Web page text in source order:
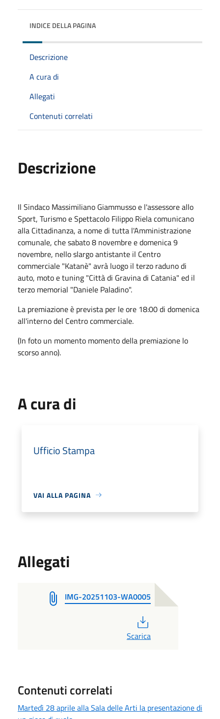
INDICE DELLA PAGINA
Descrizione
A cura di
Allegati
Contenuti correlati
Descrizione
Il Sindaco Massimiliano Giammusso e l'assessore allo
Sport, Turismo e Spettacolo Filippo Riela comunicano
alla Cittadinanza, a nome di tutta l'Amministrazione
comunale, che sabato 8 novembre e domenica 9
novembre, nello slargo antistante il Centro
commerciale "Katanè" avrà luogo il terzo raduno di
auto, moto e tuning "Città di Gravina di Catania" ed il
terzo memorial "Daniele Paladino".
La premiazione è prevista per le ore 18:00 di domenica
all'interno del Centro commerciale.
(In foto un momento momento della premiazione lo
scorso anno).
A cura di
Ufficio Stampa
VAI ALLA PAGINA
Allegati
IMG-20251103-WA0005
Scarica
Contenuti correlati
Martedì 28 aprile alla Sala delle Arti la presentazione di